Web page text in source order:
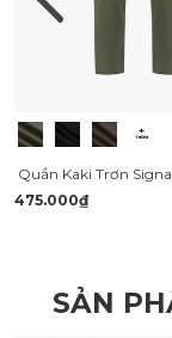
475.000₫
SẢN